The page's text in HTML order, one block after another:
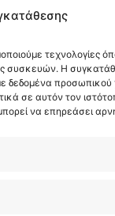
τεχνολογίες
Η
δεδομένα
σε αυτόν τον
να επηρεάσει